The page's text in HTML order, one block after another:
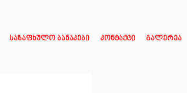
საზაფხულო ბანაკები კონტაქტი გალერეა